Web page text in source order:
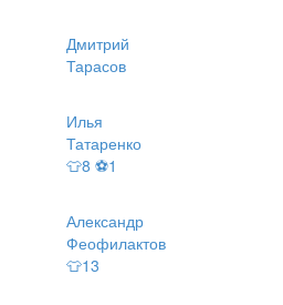
Дмитрий
Тарасов
Илья
Татаренко
👕8 ⚽1
Александр
Феофилактов
👕13